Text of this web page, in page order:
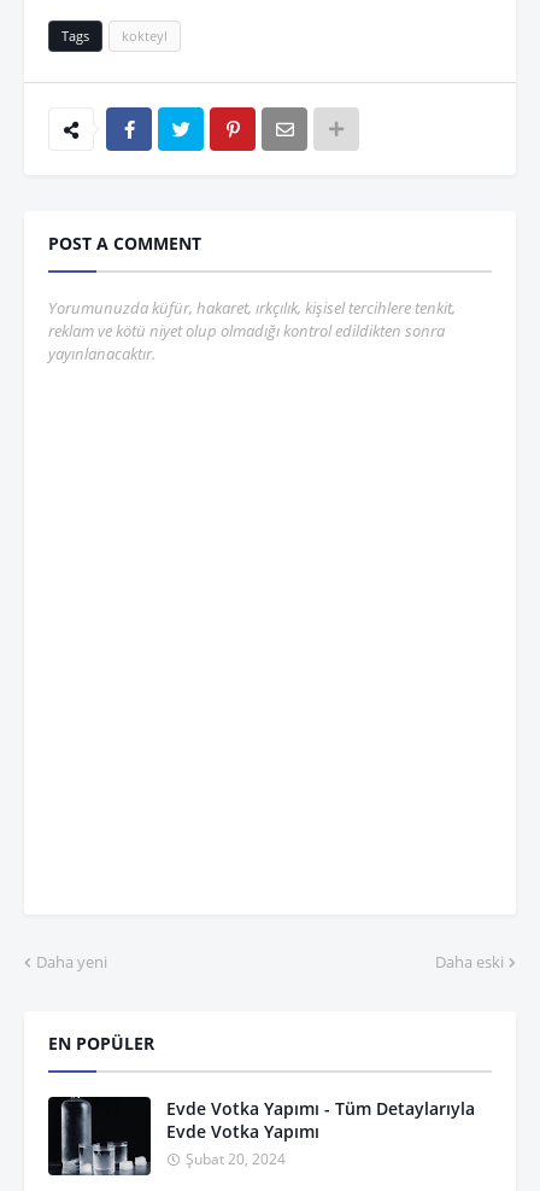
Tags kokteyl
POST A COMMENT
Yorumunuzda küfür, hakaret, ırkçılık, kişisel tercihlere tenkit,
reklam ve kötü niyet olup olmadığı kontrol edildikten sonra
yayınlanacaktır.
Daha yeni Daha eski
EN POPÜLER
Evde Votka Yapımı - Tüm Detaylarıyla
Evde Votka Yapımı
Şubat 20, 2024